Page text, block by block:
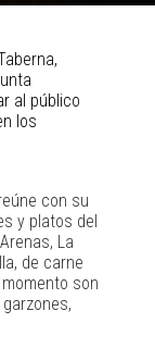
al público
los
con su
y platos del
La
de carne
son